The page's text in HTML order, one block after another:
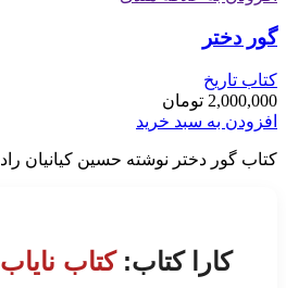
گور دختر
کتاب تاریخ
2,000,000 تومان
افزودن به سبد خرید
کتاب گور دختر نوشته حسین کیانیان راد
کارا کتاب:کتاب نایاب